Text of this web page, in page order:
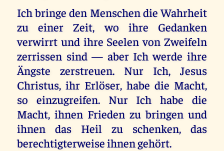
Ich bringe den Menschen die Wahrheit
zu einer Zeit, wo ihre Gedanken
verwirrt und ihre Seelen von Zweifeln
zerrissen sind — aber Ich werde ihre
Ängste zerstreuen. Nur Ich, Jesus
Christus, ihr Erlöser, habe die Macht,
so einzugreifen. Nur Ich habe die
Macht, ihnen Frieden zu bringen und
ihnen das Heil zu schenken, das
berechtigterweise ihnen gehört.